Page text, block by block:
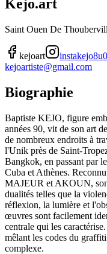
Kejo.art
Saint Ouen De
kejoart instakejo8u0
kejoartiste@gmail.com
Biographie
Baptiste KEJO, figure
années 90, vit de son art
de nombreux endroits à
l'Unik près de Saint-
Bangkok, en passant par
Cuba et Athènes.
MAJEUR et AKOUN, son
dualités telles que la
réflexion, la lumière et
œuvres sont facilement
centrale qui les
mêlant les codes du
complexe.